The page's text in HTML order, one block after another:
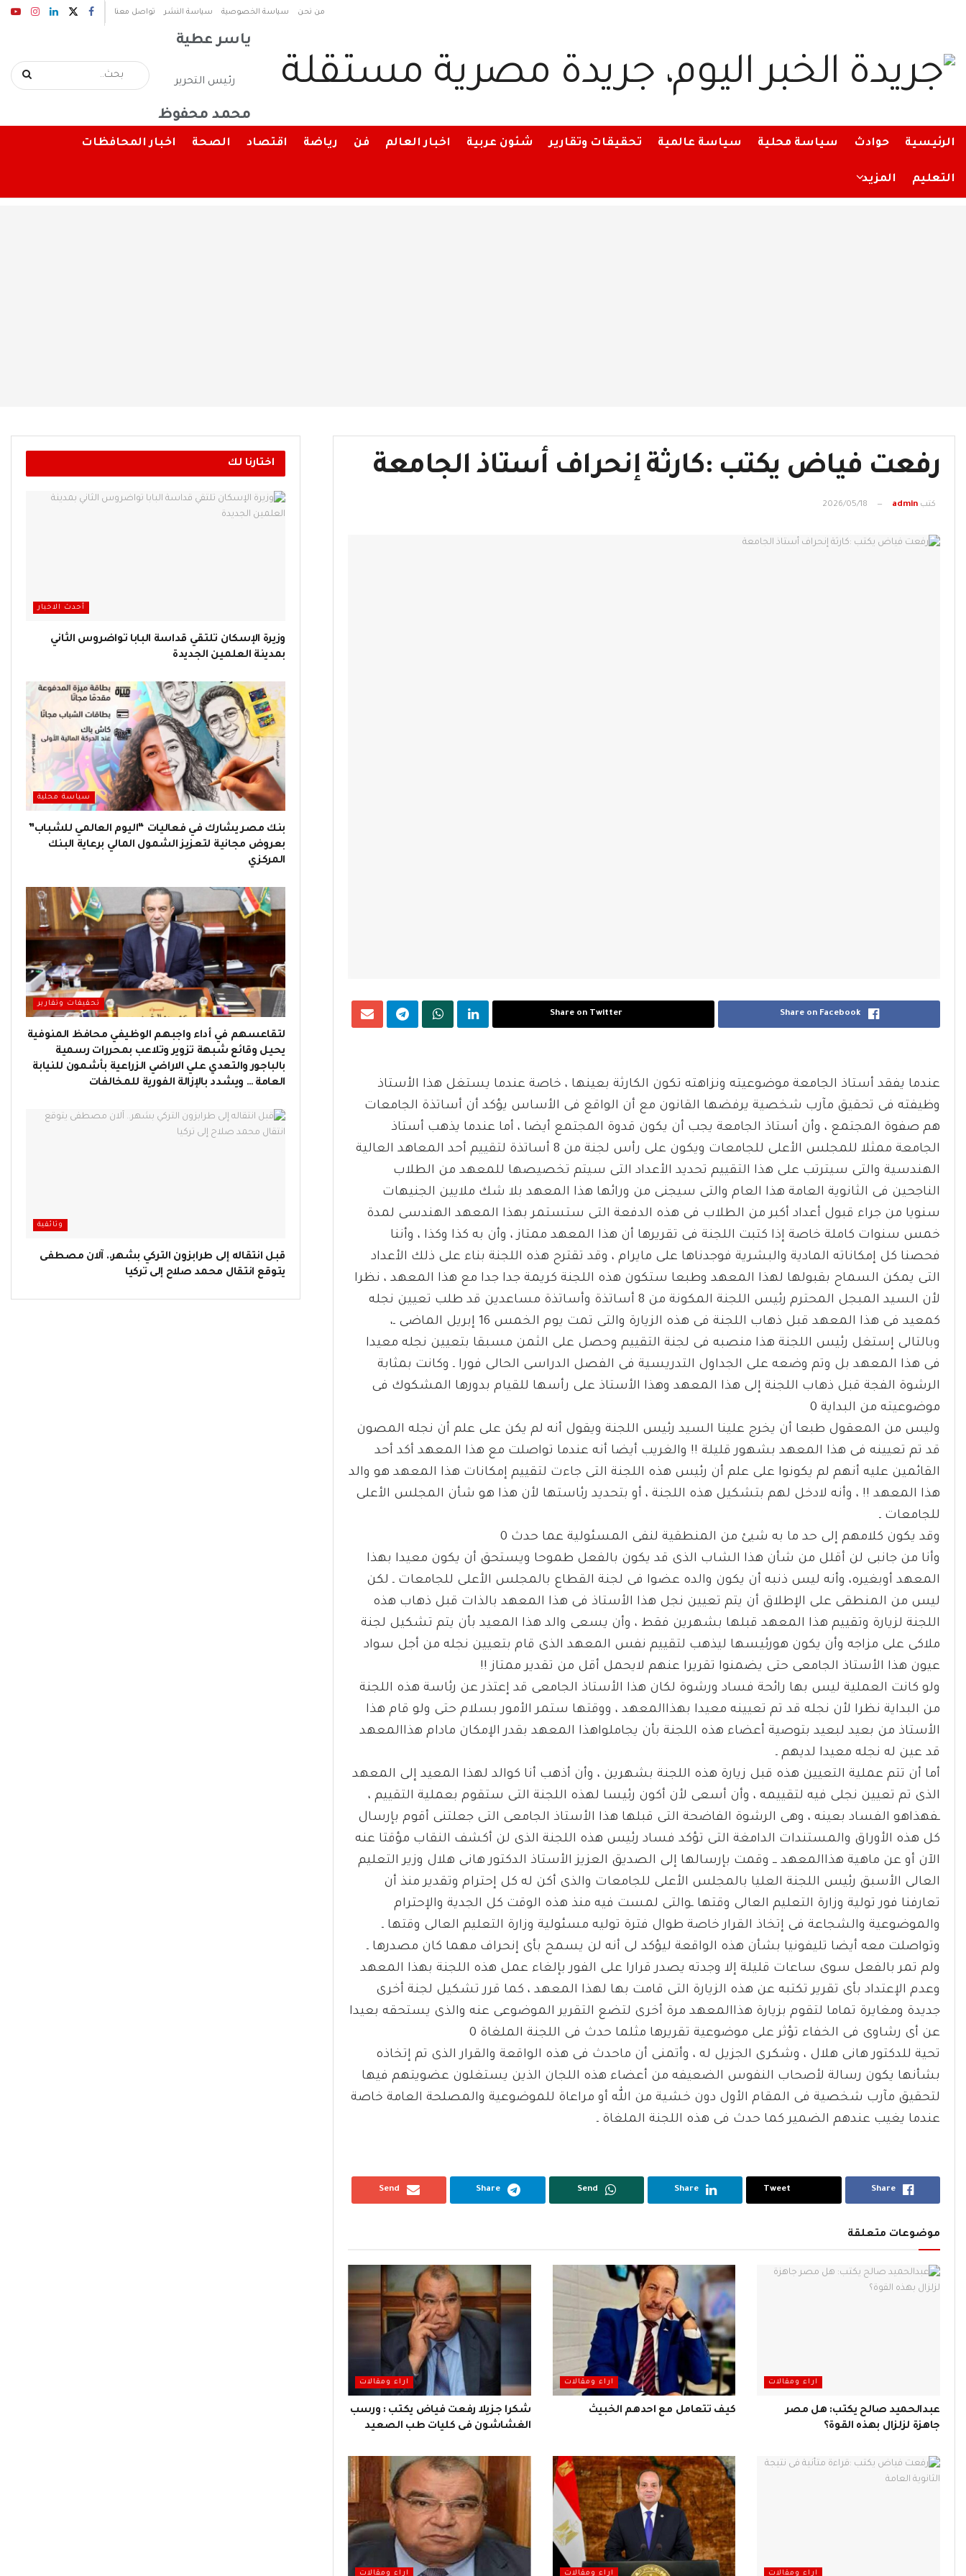
من نحن سياسة الخصوصية سياسة النشر تواصل معنا رئيس مجلس الإدارة
ياسر عطية
رئيس التحرير
محمد محفوظ
الرئيسية حوادث سياسة محلية سياسة عالمية تحقيقات وتقارير شئون عربية اخبار العالم فن رياضة اقتصاد الصحة اخبار المحافظات
التعليم المزيد
رفعت فياض يكتب :كارثة إنحراف أستاذ الجامعة
كتب admin
2026/05/18
Share on Facebook
Share on Twitter
عندما يفقد أستاذ الجامعة موضوعيته ونزاهته تكون الكارثة بعينها ، خاصة عندما يستغل هذا الأستاذ
وظيفته فى تحقيق مآرب شخصية يرفضها القانون مع أن الواقع فى الأساس يؤكد أن أساتذة الجامعات
هم صفوة المجتمع ، وأن أستاذ الجامعة يجب أن يكون قدوة المجتمع أيضا ، أما عندما يذهب أستاذ
الجامعة ممثلا للمجلس الأعلى للجامعات ويكون على رأس لجنة من 8 أساتذة لتقييم أحد المعاهد العالية
الهندسية والتى سيترتب على هذا التقييم تحديد الأعداد التى سيتم تخصيصها للمعهد من الطلاب
الناجحين فى الثانوية العامة هذا العام والتى سيجنى من ورائها هذا المعهد بلا شك ملايين الجنيهات
سنويا من جراء قبول أعداد أكبر من الطلاب فى هذه الدفعة التى ستستمر بهذا المعهد الهندسى لمدة
خمس سنوات كاملة خاصة إذا كتبت اللجنة فى تقريرها أن هذا المعهد ممتاز ، وأن به كذا وكذا ، وأننا
فحصنا كل إمكاناته المادية والبشرية فوجدناها على مايرام ، وقد تقترح هذه اللجنة بناء على ذلك الأعداد
التى يمكن السماح بقبولها لهذا المعهد وطبعا ستكون هذه اللجنة كريمة جدا جدا مع هذا المعهد ، نظرا
لأن السيد المبجل المحترم رئيس اللجنة المكونة من 8 أساتذة وأساتذة مساعدين قد طلب تعيين نجله
كمعيد فى هذا المعهد قبل ذهاب اللجنة فى هذه الزيارة والتى تمت يوم الخمس 16 إبريل الماضى ـ،
وبالتالى إستغل رئيس اللجنة هذا منصبه فى لجنة التقييم وحصل على الثمن مسبقا بتعيين نجله معيدا
فى هذا المعهد بل وتم وضعه على الجداول التدريسية فى الفصل الدراسى الحالى فورا ـ وكانت بمثابة
الرشوة الفجة قبل ذهاب اللجنة إلى هذا المعهد وهذا الأستاذ على رأسها للقيام بدورها المشكوك فى
موضوعيته من البداية 0
وليس من المعقول طبعا أن يخرج علينا السيد رئيس اللجنة ويقول أنه لم يكن على علم أن نجله المصون
قد تم تعيينه فى هذا المعهد بشهور قليلة !! والغريب أيضا أنه عندما تواصلت مع هذا المعهد أكد أحد
القائمين عليه أنهم لم يكونوا على علم أن رئيس هذه اللجنة التى جاءت لتقييم إمكانات هذا المعهد هو والد
هذا المعهد !! ، وأنه لادخل لهم بتشكيل هذه اللجنة ، أو بتحديد رئاستها لأن هذا هو شأن المجلس الأعلى
للجامعات ـ
وقد يكون كلامهم إلى حد ما به شيئ من المنطقية لنفى المسئولية عما حدث 0
وأنا من جانبى لن أقلل من شأن هذا الشاب الذى قد يكون بالفعل طموحا ويستحق أن يكون معيدا بهذا
المعهد أوبغيره، وأنه ليس ذنبه أن يكون والده عضوا فى لجنة القطاع بالمجلس الأعلى للجامعات ـ لكن
ليس من المنطقى على الإطلاق أن يتم تعيين نجل هذا الأستاذ فى هذا المعهد بالذات قبل ذهاب هذه
اللجنة لزيارة وتقييم هذا المعهد قبلها بشهرين فقط ، وأن يسعى والد هذا المعيد بأن يتم تشكيل لجنة
ملاكى على مزاجه وأن يكون هورئيسها ليذهب لتقييم نفس المعهد الذى قام بتعيين نجله من أجل سواد
عيون هذا الأستاذ الجامعى حتى يضمنوا تقريرا عنهم لايحمل أقل من تقدير ممتاز !!
ولو كانت العملية ليس بها رائحة فساد ورشوة لكان هذا الأستاذ الجامعى قد إعتذر عن رئاسة هذه اللجنة
من البداية نظرا لأن نجله قد تم تعيينه معيدا بهذاالمعهد ، ووقتها ستمر الأمور بسلام حتى ولو قام هذا
الأستاذ من بعيد لبعيد بتوصية أعضاء هذه اللجنة بأن يجاملواهذا المعهد بقدر الإمكان مادام هذاالمعهد
قد عين له نجله معيدا لديهم ـ
أما أن تتم عملية التعيين هذه قبل زيارة هذه اللجنة بشهرين ، وأن أذهب أنا كوالد لهذا المعيد إلى المعهد
الذى تم تعيين نجلى فيه لتقييمه ، وأن أسعى لأن أكون رئيسا لهذه اللجنة التى ستقوم بعملية التقييم ،
ـفهذاهو الفساد بعينه ، وهى الرشوة الفاضحة التى قبلها هذا الأستاذ الجامعى التى جعلتنى أقوم بإرسال
كل هذه الأوراق والمستندات الدامغة التى تؤكد فساد رئيس هذه اللجنة الذى لن أكشف النقاب مؤقتا عنه
الآن أو عن ماهية هذاالمعهد ــ وقمت بإرسالها إلى الصديق العزيز الأستاذ الدكتور هانى هلال وزير التعليم
العالى الأسبق رئيس اللجنة العليا بالمجلس الأعلى للجامعات والذى أكن له كل إحترام وتقدير منذ أن
تعارفنا فور تولية وزارة التعليم العالى وقتها ـوالتى لمست فيه منذ هذه الوقت كل الجدية والإحترام
والموضوعية والشجاعة فى إتخاذ القرار خاصة طوال فترة توليه مسئولية وزارة التعليم العالى وقتها ـ
وتواصلت معه أيضا تليفونيا بشأن هذه الواقعة ليؤكد لى أنه لن يسمح بأى إنحراف مهما كان مصدرها ـ
ولم تمر بالفعل سوى ساعات قليلة إلا وجدته يصدر قرارا على الفور بإلغاء عمل هذه اللجنة بهذا المعهد
وعدم الإعتداد بأى تقرير تكتبه عن هذه الزيارة التى قامت بها لهذا المعهد ، كما قرر تشكيل لجنة أخرى
جديدة ومغايرة تماما لتقوم بزيارة هذاالمعهد مرة أخرى لتضع التقرير الموضوعى عنه والذى يستحقه بعيدا
عن أى رشاوى فى الخفاء تؤثر على موضوعية تقريرها مثلما حدث فى اللجنة الملغاة 0
تحية للدكتور هانى هلال ، وشكرى الجزيل له ، وأتمنى أن ماحدث فى هذه الواقعة والقرار الذى تم إتخاذه
بشأنها يكون رسالة لأصحاب النفوس الضعيفه من أعضاء هذه اللجان الذين يستغلون عضويتهم فيها
لتحقيق مآرب شخصية فى المقام الأول دون خشية من الله أو مراعاة للموضوعية والمصلحة العامة خاصة
عندما يغيب عندهم الضمير كما حدث فى هذه اللجنة الملغاة ـ
Share
Tweet
Share
Send
Share
Send
موضوعات متعلقة
اراء ومقالات
عبدالحميد صالح يكتب: هل مصر
جاهزة لزلزال بهذه القوة؟
اراء ومقالات
كيف تتعامل مع احدهم الخبيث
اراء ومقالات
شكرا جزيلا رفعت فياض يكتب : ورسب
الغشاشون فى كليات طب الصعيد
اراء ومقالات اراء ومقالات اراء ومقالات
اختارنا لك
أحدث الاخبار
وزيرة الإسكان تلتقي قداسة البابا تواضروس الثاني
بمدينة العلمين الجديدة
سياسة محلية
بنك مصر يشارك في فعاليات “اليوم العالمي للشباب”
بعروض مجانية لتعزيز الشمول المالي برعاية البنك
المركزي
تحقيقات وتقارير
لتقاعسهم في أداء واجبهم الوظيفي محافظ المنوفية
يحيل وقائع شبهة تزوير وتلاعب بمحررات رسمية
بالباجور والتعدي علي الاراضي الزراعية بأشمون للنيابة
العامة … ويشدد بالإزالة الفورية للمخالفات
وثائقية
قبل انتقاله إلى طرابزون التركي بشهر.. آلان مصطفى
يتوقع انتقال محمد صلاح إلى تركيا